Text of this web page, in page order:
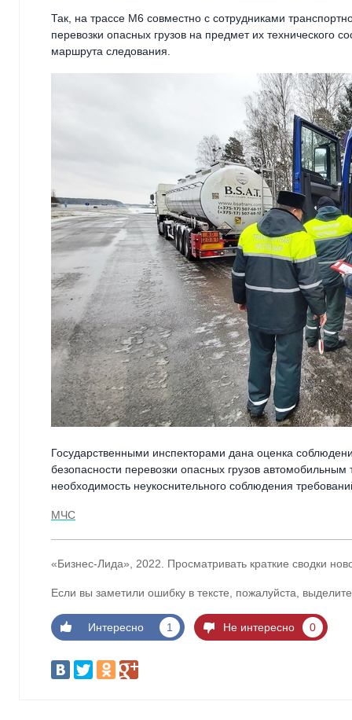
Так, на трассе М6 совместно с сотрудниками
перевозки опасных грузов на предмет их технического
маршрута следования.
Государственными инспекторами дана оценка
безопасности перевозки опасных грузов
необходимость неукоснительного соблюдения
МЧС
«Бизнес-Лида», 2022. Просматривать краткие сводки
Если вы заметили ошибку в тексте, пожалуйста,
Интересно 1 Не интересно 0